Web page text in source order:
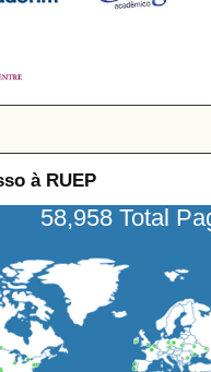
à RUEP
58,958 Total